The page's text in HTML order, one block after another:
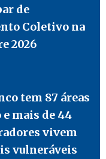
de
Coletivo na
2026
tem 87 áreas
e mais de 44
vivem
vulneráveis